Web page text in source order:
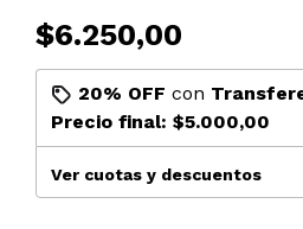
$6.250,00
20% OFF con
Precio final: $5.000,00
Ver cuotas y descuentos